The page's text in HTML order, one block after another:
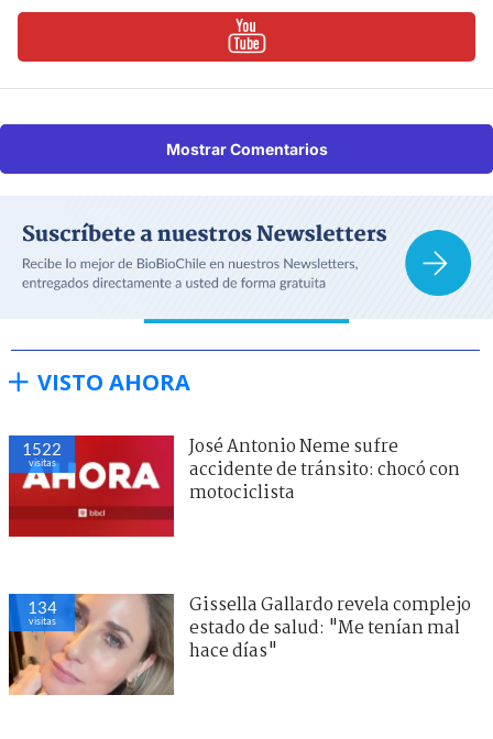
Mostrar Comentarios
VISTO AHORA
1522
visitas
José Antonio Neme sufre
accidente de tránsito: chocó con
motociclista
134
visitas
Gissella Gallardo revela complejo
estado de salud: "Me tenían mal
hace días"